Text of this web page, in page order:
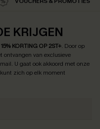
KRIJGEN
KORTING OP 2ST+. Door op
ontvangen van exclusieve
U gaat ook akkoord met onze
zich op elk moment